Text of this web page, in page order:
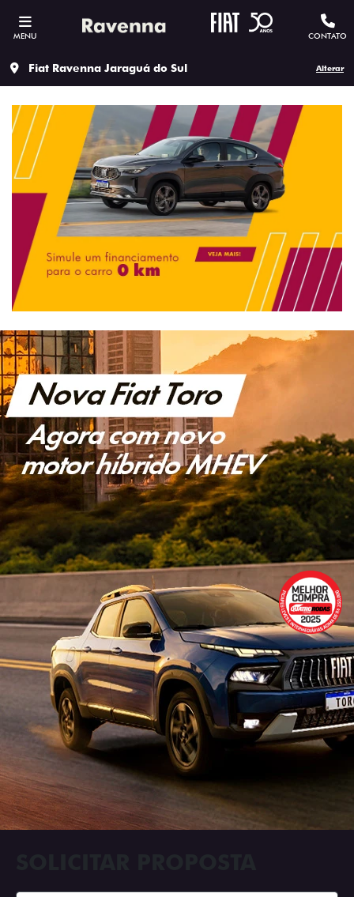
MENU CONTATO
Fiat Ravenna Jaraguá do Sul Alterar